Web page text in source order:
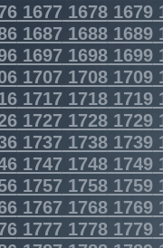
167716781679
168716881689
1697 16981699
1707 17081709
171717181719
1727 17281729
1737 17381739
1747 17481749
1757 17581759
1767 17681769
1777 17781779